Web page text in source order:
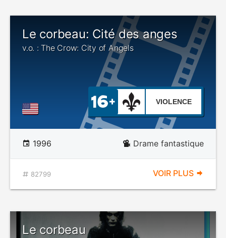
Le corbeau: Cité des anges
v.o. : The Crow: City of Angels
VIOLENCE
1996 Drame fantastique
82799 VOIR PLUS
Le corbeau